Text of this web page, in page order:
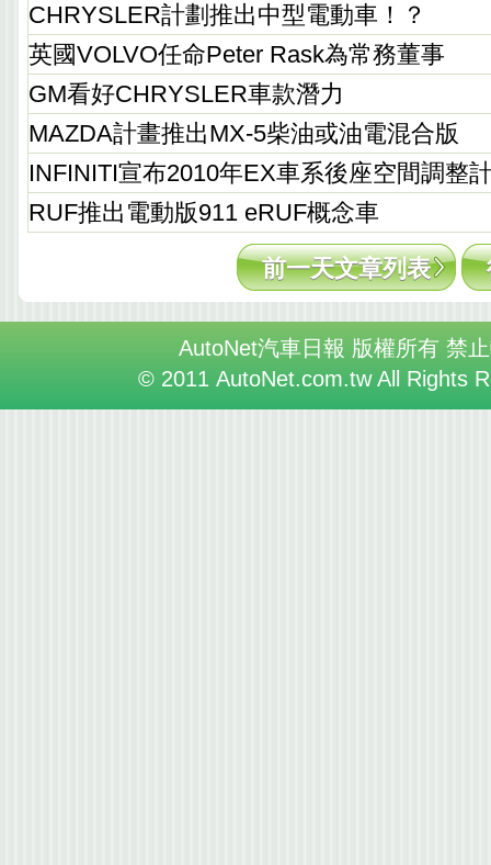
CHRYSLER計劃推出中型電動車！？
英國VOLVO任命Peter Rask為常務董事
GM看好CHRYSLER車款潛力
MAZDA計畫推出MX-5柴油或油電混合版
INFINITI宣布2010年EX車系後座空間調整
RUF推出電動版911 eRUF概念車
前一天文章列表
AutoNet汽車日報 版權所有 禁
© 2011 AutoNet.com.tw All Rights